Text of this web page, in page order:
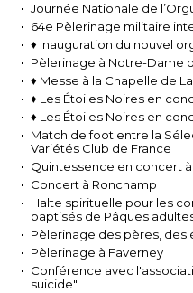
Journée Nationale de
64e Pèlerinage militaire
♦ Inauguration du nouvel
Pèlerinage à Notre-Dame
♦ Messe à la Chapelle de
♦ Les Étoiles Noires en
♦ Les Étoiles Noires en
Match de foot entre la
Variétés Club de France
Quintessence en concert
Concert à Ronchamp
Halte spirituelle pour les
baptisés de Pâques
Pèlerinage des pères,
Pèlerinage à Faverney
Conférence avec
suicide"